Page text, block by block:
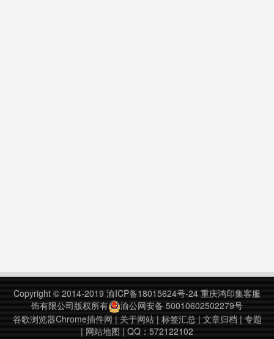
Copyright © 2014-2019 渝ICP备18015624号-24 重庆鸿印集客服
饰有限公司版权所有
渝公网安备 50010602502279号
谷歌浏览器Chrome插件网 | 关于网站| 标签汇总| 文章归档 | 专题
| 网站地图 | QQ：572122102